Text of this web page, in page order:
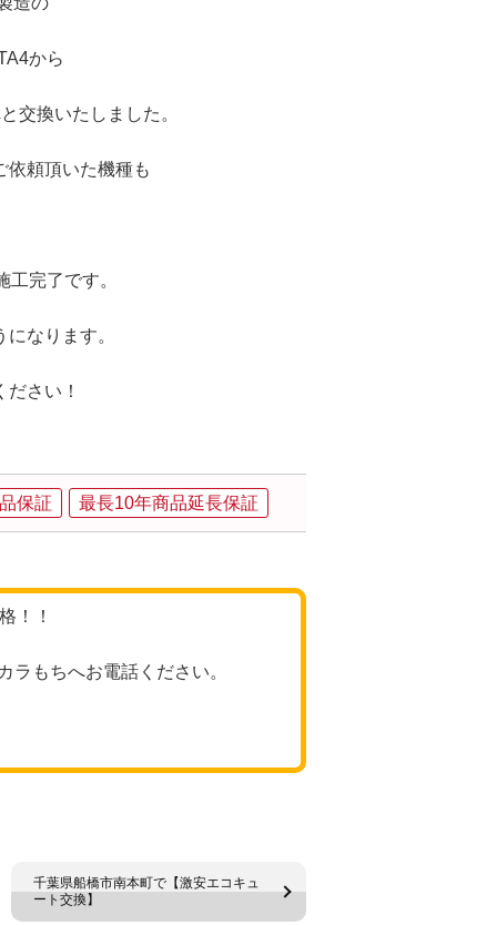
から
交換いたしました。
依頼頂いた機種も
完了です。
なります。
さい！
保証 最長10年商品延長保証
！！
ラもちへお電話ください。
千葉県船橋市南本町で【激安エコキュ
ート交換】